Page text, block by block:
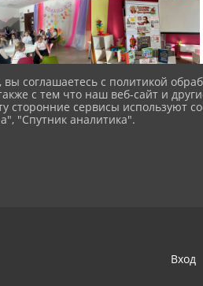
Вход
соглашаетесь с политикой
с тем что наш веб-сайт и
сторонние сервисы используют
"Спутник аналитика".